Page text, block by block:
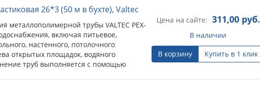
26*3 (50 м в бухте), Valtec
металлополимерной трубы VALTEC PEX-
включая питьевое,
настенного, потолочного
открытых площадок, водяного
труб выполняется с помощью
Цена на сайте: 311,00руб.
В наличии
В корзину
Купить в 1 клик